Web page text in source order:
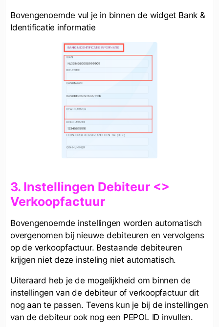
Bovengenoemde vul je in binnen de widget Bank &
Identificatie informatie
3. Instellingen Debiteur <>
Verkoopfactuur
Bovengenoemde instellingen worden automatisch
overgenomen bij nieuwe debiteuren en vervolgens
op de verkoopfactuur. Bestaande debiteuren
krijgen niet deze insteling niet automatisch.
Uiteraard heb je de mogelijkheid om binnen de
instellingen van de debiteur of verkoopfactuur dit
nog aan te passen. Tevens kun je bij de instellingen
van de debiteur ook nog een PEPOL ID invullen.